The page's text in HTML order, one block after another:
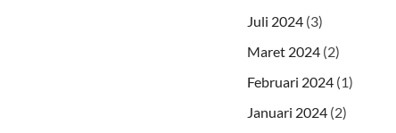
Juli 2024 (3)
Maret 2024 (2)
Februari 2024 (1)
Januari 2024 (2)